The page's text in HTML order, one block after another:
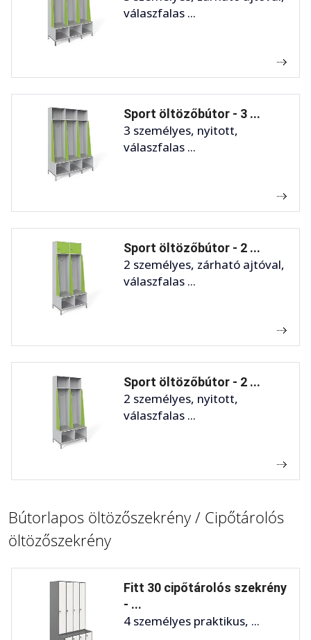
válaszfalas ...
Sport öltözőbútor - 3 ...
3 személyes, nyitott,
válaszfalas ...
Sport öltözőbútor - 2 ...
2 személyes, zárható ajtóval,
válaszfalas ...
Sport öltözőbútor - 2 ...
2 személyes, nyitott,
válaszfalas ...
Bútorlapos öltözőszekrény / Cipőtárolós
öltözőszekrény
Fitt 30 cipőtárolós szekrény
- ...
4 személyes praktikus, ...